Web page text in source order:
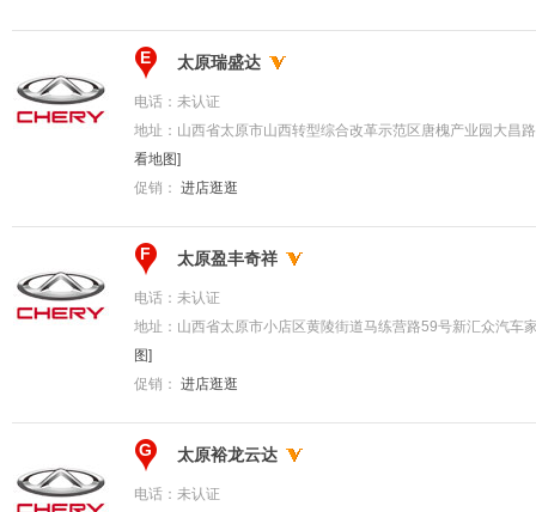
E 太原瑞盛达
电话： 未认证
地址： 山西省太原市山西转型综合改革示范区唐槐产业园大昌
看地图]
促销： 进店逛逛
F 太原盈丰奇祥
电话： 未认证
地址： 山西省太原市小店区黄陵街道马练营路59号新汇众汽车
图]
促销： 进店逛逛
G 太原裕龙云达
电话： 未认证